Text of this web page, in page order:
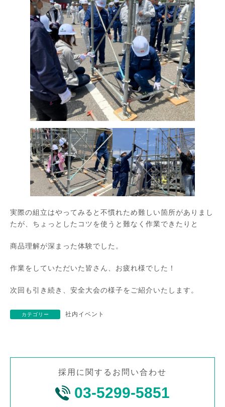
実際の組立はやってみると不慣れため難しい箇所がありまし
たが、ちょっとしたコツを使うと難なく作業できたりと
商品理解が深まった体験でした。
作業をしていただいた皆さん、お疲れ様でした！
次回も引き続き、安全大会の様子をご紹介いたします。
カテゴリー 社内イベント
採用に関するお問い合わせ
03-5299-5851